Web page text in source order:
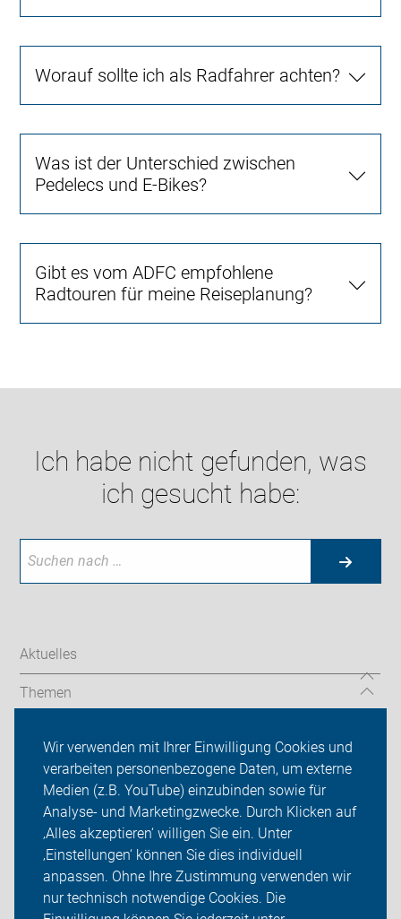
Wir verwenden mit Ihrer Einwilligung Cookies und
verarbeiten personenbezogene Daten, um externe
Medien (z.B. YouTube) einzubinden sowie für
Analyse- und Marketingzwecke. Durch Klicken auf
‚Alles akzeptieren‘ willigen Sie ein. Unter
‚Einstellungen‘ können Sie dies individuell
anpassen. Ohne Ihre Zustimmung verwenden wir
nur technisch notwendige Cookies. Die
Worauf sollte ich als Radfahrer achten?
Was ist der Unterschied zwischen
Pedelecs und E-Bikes?
Gibt es vom ADFC empfohlene
Radtouren für meine Reiseplanung?
Ich habe nicht gefunden, was
ich gesucht habe:
Aktuelles
Themen
ADFC Dorsten
Sei dabei
Presse
Login